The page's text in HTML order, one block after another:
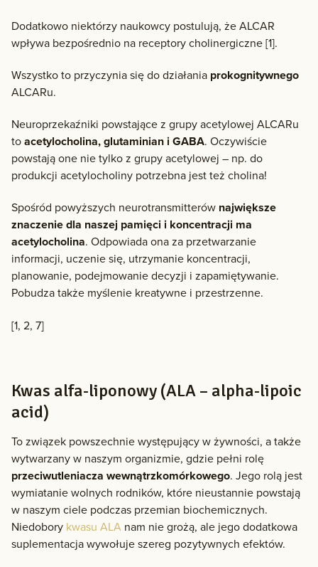
Dodatkowo niektórzy naukowcy postulują, że ALCAR
wpływa bezpośrednio na receptory cholinergiczne [1].
Wszystko to przyczynia się do działania prokognitywnego
ALCARu.
Neuroprzekaźniki powstające z grupy acetylowej ALCARu
toacetylocholina, glutaminian i GABA. Oczywiście
powstają one nie tylko z grupy acetylowej – np. do
produkcji acetylocholiny potrzebna jest też cholina!
Spośród powyższych neurotransmitterów największe
znaczenie dla naszej pamięci i koncentracji ma
acetylocholina. Odpowiada ona za przetwarzanie
informacji, uczenie się, utrzymanie koncentracji,
planowanie, podejmowanie decyzji i zapamiętywanie.
Pobudza także myślenie kreatywne i przestrzenne.
[1, 2, 7]
Kwas alfa-liponowy (ALA – alpha-lipoic
acid)
To związek powszechnie występujący w żywności, a także
wytwarzany w naszym organizmie, gdzie pełni rolę
przeciwutleniacza wewnątrzkomórkowego. Jego rolą jest
wymiatanie wolnych rodników, które nieustannie powstają
w naszym ciele podczas przemian biochemicznych.
Niedobory kwasu ALA nam nie grożą, ale jego dodatkowa
suplementacja wywołuje szereg pozytywnych efektów.